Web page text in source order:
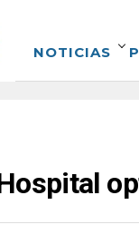
NOTICIAS